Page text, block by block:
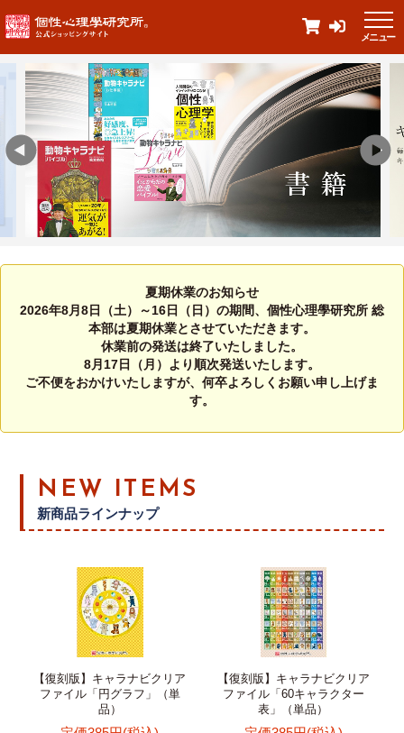
メニュー
夏期休業のお知らせ
2026年8月8日（土）～16日（日）の期間、個性心理學研究所 総
本部は夏期休業とさせていただきます。
休業前の発送は終了いたしました。
8月17日（月）より順次発送いたします。
ご不便をおかけいたしますが、何卒よろしくお願い申し上げま
す。
NEW ITEMS
新商品ラインナップ
【復刻版】キャラナビクリア
ファイル「円グラフ」（単
品）
【復刻版】キャラナビクリア
ファイル「60キャラクター
表」（単品）